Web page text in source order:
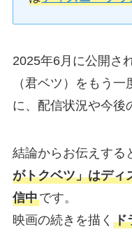
2025年6月に公開さ
（君ベツ）をもう
に、配信状況や今後
結論からお伝えする
がトクベツ」はディ
信中です。
映画の続きを描く ド